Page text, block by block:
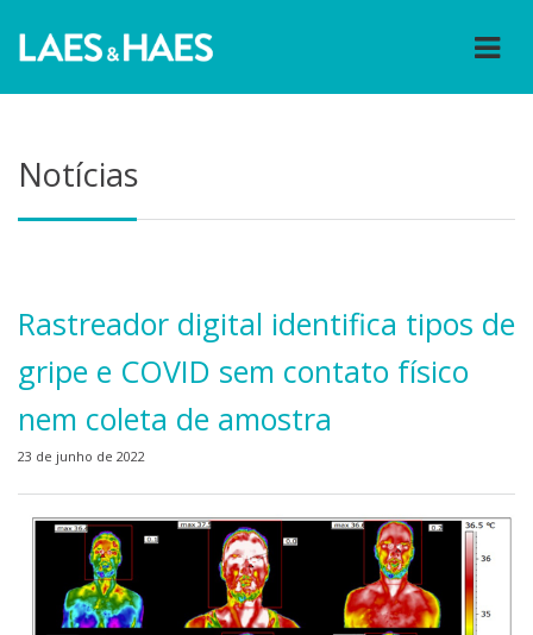
Notícias
Rastreador digital identifica tipos de
gripe e COVID sem contato físico
nem coleta de amostra
23 de junho de 2022